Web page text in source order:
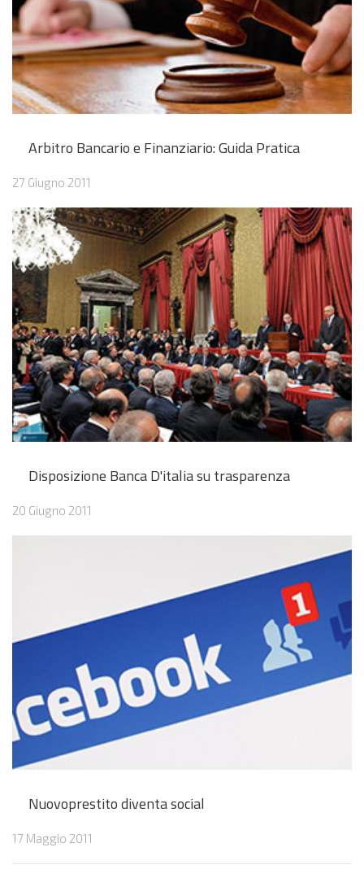
Arbitro Bancario e Finanziario: Guida Pratica
27 Giugno 2011
Disposizione Banca D'italia su trasparenza
20 Giugno 2011
Nuovoprestito diventa social
17 Maggio 2011